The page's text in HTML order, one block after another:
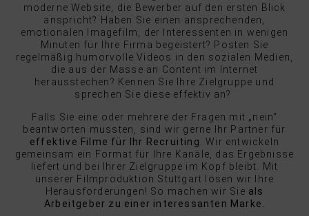
moderne Website, die Bewerber auf den ersten Blick
anspricht? Haben Sie einen ansprechenden,
emotionalen Imagefilm, der Interessenten in wenigen
Minuten für Ihre Firma begeistert? Posten Sie
regelmäßig humorvolle Videos in den sozialen Medien,
die aus der Masse an Content im Internet
herausstechen? Kennen Sie Ihre Zielgruppe und
sprechen Sie diese effektiv an?
Falls Sie eine oder mehrere der Fragen mit „nein“
beantworten mussten, sind wir gerne Ihr Partner für
effektive Filme für Ihr Recruiting
. Wir entwickeln
gemeinsam ein Format für Ihre Kanäle, das Ergebnisse
liefert und bei Ihrer Zielgruppe im Kopf bleibt. Mit
unserer Filmproduktion Stuttgart lösen wir Ihre
Herausforderungen! So machen wir Sie als
Arbeitgeber zu einer interessanten Marke.